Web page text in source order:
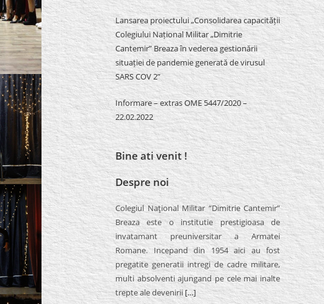
Lansarea proiectului „Consolidarea capacității
Colegiului Național Militar „Dimitrie
Cantemir” Breaza în vederea gestionării
situației de pandemie generată de virusul
SARS COV 2”
Informare – extras OME 5447/2020 –
22.02.2022
Bine ati venit !
Despre noi
Colegiul Naţional Militar “Dimitrie Cantemir”
Breaza este o institutie prestigioasa de
invatamant preuniversitar a Armatei
Romane. Incepand din 1954 aici au fost
pregatite generatii intregi de cadre militare,
multi absolventi ajungand pe cele mai inalte
trepte ale devenirii […]